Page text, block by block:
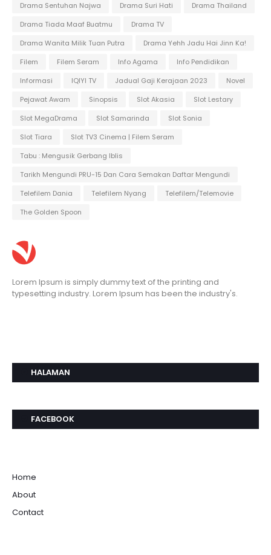
Drama Sentuhan Najwa
Drama Suri Hati
Drama Thailand
Drama Tiada Maaf Buatmu
Drama TV
Drama Wanita Milik Tuan Putra
Drama Yehh Jadu Hai Jinn Ka!
Filem
Filem Seram Info Agama
Info Pendidikan
Informasi
IQIYI TV Jadual Gaji Kerajaan 2023
Novel
Pejawat Awam
Sinopsis Slot Akasia
Slot Lestary
Slot MegaDrama
Slot Samarinda
Slot Sonia
Slot Tiara
Slot TV3 Cinema | Filem Seram
Tabu : Mengusik Gerbang Iblis
Tarikh Mengundi PRU-15 Dan Cara Semakan Daftar Mengundi
Telefilem Dania
Telefilem Nyang
Telefilem/Telemovie
The Golden Spoon
Lorem Ipsum is simply dummy text of the printing and
typesetting industry. Lorem Ipsum has been the industry's.
HALAMAN
FACEBOOK
Home
About
Contact